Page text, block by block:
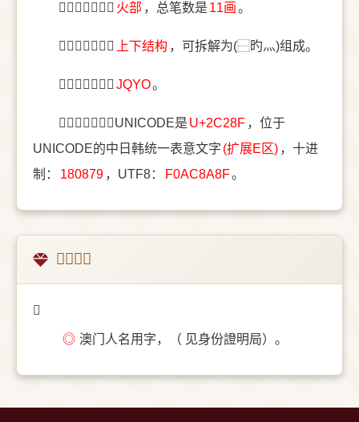
〔𬊏〕字部首是 ⽕部 ，总笔数是 11画。
〔𬊏〕字结构是 上下结构 ，可拆解为(⿱旳灬)组成。
〔𬊏〕字五笔是 JQYO。
〔𬊏〕字统一码UNICODE是 U+2C28F ，位于
UNICODE的中日韩统一表意文字 (扩展E区) ，十进
制：
180879 ，UTF8： F0AC8A8F。
𬊏的意思
𬊏
◎ 澳门人名用字，（ 见身份證明局）。